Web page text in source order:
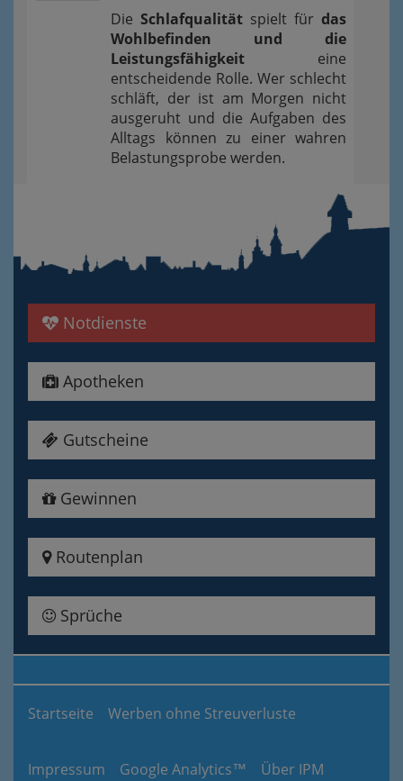
Die Schlafqualität spielt für das
Wohlbefinden und die
Leistungsfähigkeit eine
entscheidende Rolle. Wer schlecht
schläft, der ist am Morgen nicht
ausgeruht und die Aufgaben des
Alltags können zu einer wahren
Belastungsprobe werden.
Notdienste
Apotheken
Gutscheine
Gewinnen
Routenplan
Sprüche
Startseite Werben ohne Streuverluste
Impressum Google Analytics™ Über IPM